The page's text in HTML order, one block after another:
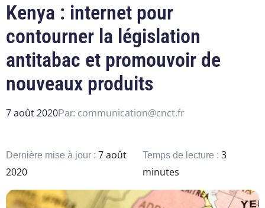
Kenya : internet pour
contourner la législation
antitabac et promouvoir de
nouveaux produits
7 août 2020Par: communication@cnct.fr
Dernière mise à jour : 7 août
2020
Temps de lecture :3
minutes